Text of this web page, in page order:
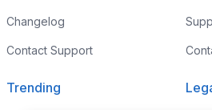
Changelog
Contact Support
Trending